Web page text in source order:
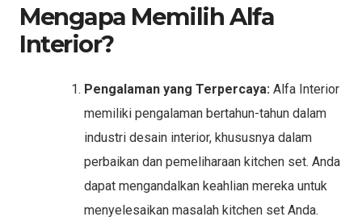
Mengapa Memilih Alfa
Interior?
Pengalaman yang Terpercaya: Alfa Interior
memiliki pengalaman bertahun-tahun dalam
industri desain interior, khususnya dalam
perbaikan dan pemeliharaan kitchen set. Anda
dapat mengandalkan keahlian mereka untuk
menyelesaikan masalah kitchen set Anda.